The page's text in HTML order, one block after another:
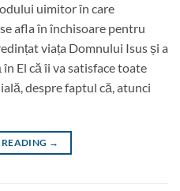
uimitor în care
afla în închisoare pentru
viața Domnului Isus și a
El că îi va satisface toate
despre faptul că, atunci
→